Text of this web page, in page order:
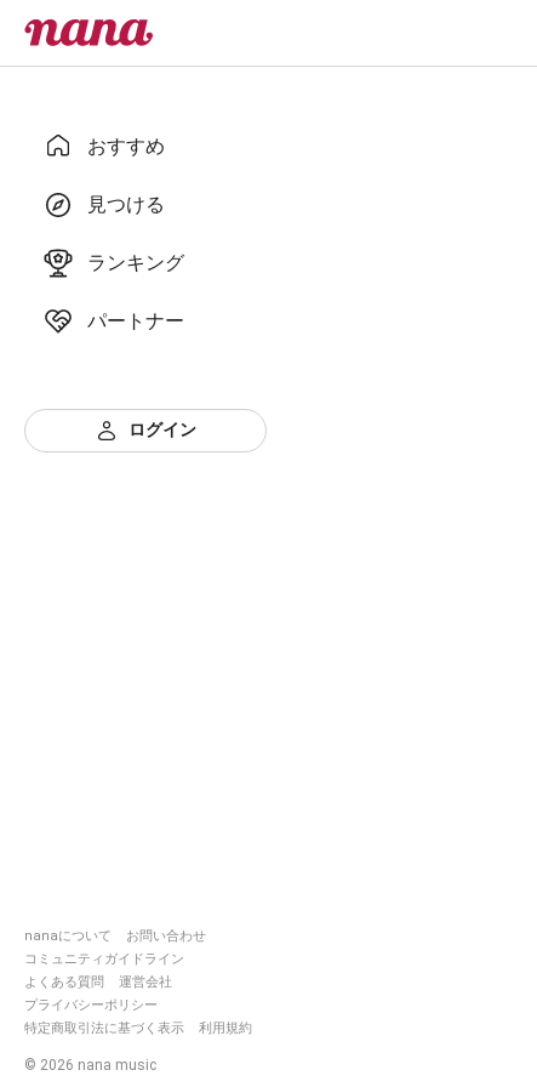
おすすめ
見つける
ランキング
パートナー
ログイン
nanaについて
お問い合わせ
コミュニティガイドライン
よくある質問
運営会社
プライバシーポリシー
特定商取引法に基づく表示
利用規約
© 2026 nana music